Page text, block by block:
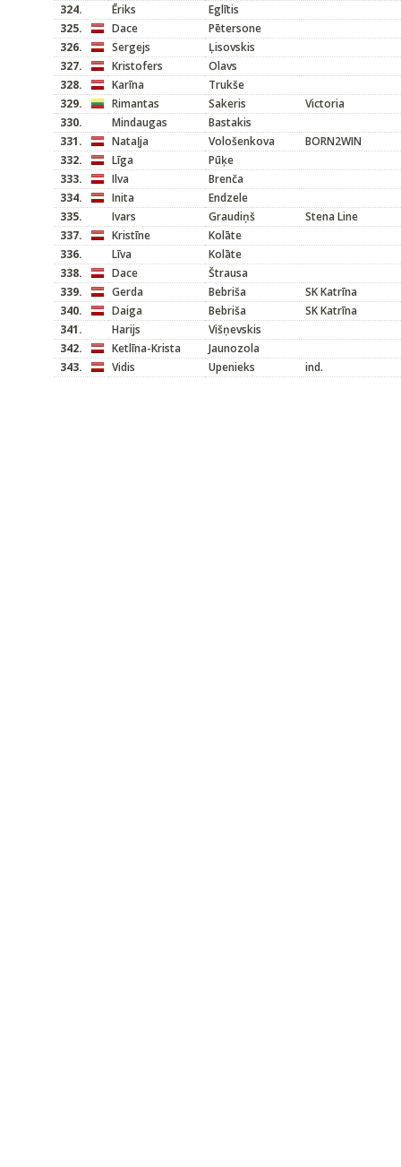
324. Ēriks
Eglītis
325.
Dace
Pētersone
326.
Sergejs
Ļisovskis
327.
Kristofers
Olavs
328.
Karīna
Trukše
329.
Rimantas Sakeris
Victoria
330.
Mindaugas
Bastakis
331.
Nataļja Vološenkova
BORN2WIN
332.
Līga
Pūķe
333.
Ilva
Brenča
334.
Inita
Endzele
335.
Ivars Graudiņš
Stena Line
337.
Kristīne
Kolāte
336.
Līva
Kolāte
338.
Dace
Štrausa
339.
Gerda Bebriša
SK Katrīna
340.
Daiga Bebriša
SK Katrīna
341.
Harijs
Višņevskis
342.
Ketlīna-Krista
Jaunozola
343.
Vidis Upenieks ind.